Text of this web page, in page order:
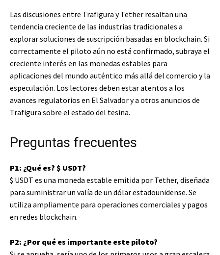
Las discusiones entre Trafigura y Tether resaltan una
tendencia creciente de las industrias tradicionales a
explorar soluciones de suscripción basadas en blockchain. Si
correctamente el piloto aún no está confirmado, subraya el
creciente interés en las monedas estables para
aplicaciones del mundo auténtico más allá del comercio y la
especulación. Los lectores deben estar atentos a los
avances regulatorios en El Salvador y a otros anuncios de
Trafigura sobre el estado del tesina.
Preguntas frecuentes
P1: ¿Qué es? $ USDT?
$ USDT es una moneda estable emitida por Tether, diseñada
para suministrar un valía de un dólar estadounidense. Se
utiliza ampliamente para operaciones comerciales y pagos
en redes blockchain.
P2: ¿Por qué es importante este piloto?